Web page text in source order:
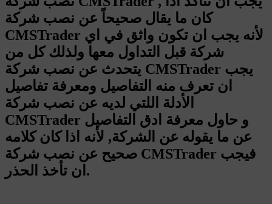
كان ما يقال صحيحاً عن نصب شركة
CMSTrader لأنه يجب ان تكون واثق في اي
شركة قبل التداول معها ولذلك كل من
يتحدث عن نصب شركة CMSTrader يجب
ان تعرف منه التفاصيل ومعرفة تفاصيل
الأدلة اللتي لديه عن نصب شركة
CMSTrader و حاول معرفة ادق التفاصيل
عن ما يقوله عن الشركة, لأنه اذا كان كلامه
صحيح عن نصب شركة CMSTrader فيجب
ان تأخذ الحذر.